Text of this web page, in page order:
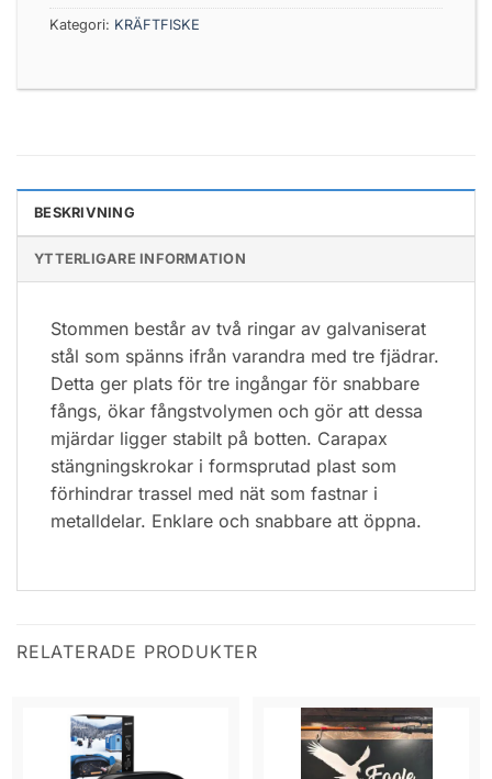
Kategori: KRÄFTFISKE
BESKRIVNING
YTTERLIGARE INFORMATION
Stommen består av två ringar av galvaniserat
stål som spänns ifrån varandra med tre fjädrar.
Detta ger plats för tre ingångar för snabbare
fångs, ökar fångstvolymen och gör att dessa
mjärdar ligger stabilt på botten. Carapax
stängningskrokar i formsprutad plast som
förhindrar trassel med nät som fastnar i
metalldelar. Enklare och snabbare att öppna.
RELATERADE PRODUKTER